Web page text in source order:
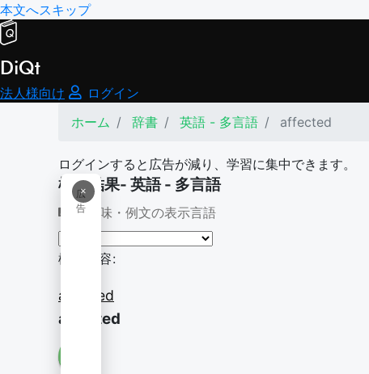
本文へスキップ
DiQt
法人様向け
ログイン
ホーム
辞書 英語 - 多言語 affected
ログインすると広告が減り、学習に集中できます。
×
広
告
検索結果- 英語 - 多言語
意味・例文の表示言語
検索内容:
affected
affected